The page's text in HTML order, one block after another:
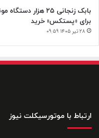
بابک زنجانی ۲۵ هزار
برای «پستکس» خرید
۲۸ تیر ۱۴۰۵ ۰۹:۵۹
ارتباط با موتورسیکلت نیوز